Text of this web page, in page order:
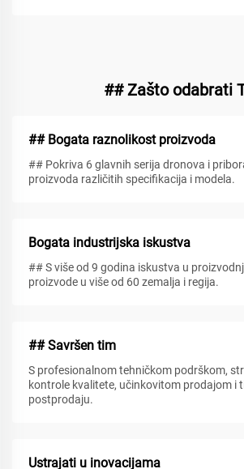
## Zašto odabrati
## Bogata raznolikost proizvoda
## Pokriva 6 glavnih serija dronova i
proizvoda različitih specifikacija i modela.
Bogata industrijska iskustva
## S više od 9 godina iskustva u
proizvode u više od 60 zemalja i regija.
## Savršen tim
S profesionalnom tehničkom podrškom,
kontrole kvalitete, učinkovitom prodajom i
postprodaju.
Ustrajati u inovacijama